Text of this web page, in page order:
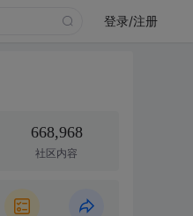
登录/注册
668,968
社区内容